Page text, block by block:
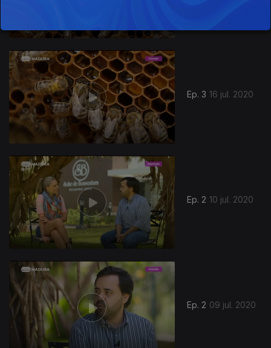
Ep. 3 16 jul. 2020
Ep. 2 10 jul. 2020
Ep. 2 09 jul. 2020